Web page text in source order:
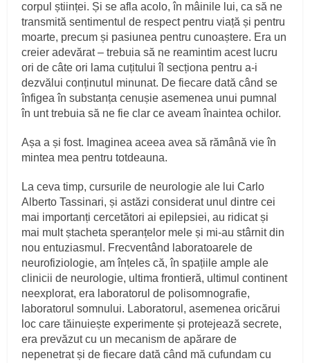
corpul științei. Și se afla acolo, în mâinile lui, ca să ne
transmită sentimentul de respect pentru viață și pentru
moarte, precum și pasiunea pentru cunoaștere. Era un
creier adevărat – trebuia să ne reamintim acest lucru
ori de câte ori lama cuțitului îl secționa pentru a‑i
dezvălui conținutul minunat. De fiecare dată când se
înfigea în substanța cenușie asemenea unui pumnal
în unt trebuia să ne fie clar ce aveam înaintea ochilor.
Așa a și fost. Imaginea aceea avea să rămână vie în
mintea mea pentru totdeauna.
La ceva timp, cursurile de neurologie ale lui Carlo
Alberto Tassinari, și astăzi considerat unul dintre cei
mai importanți cercetători ai epilepsiei, au ridicat și
mai mult ștacheta speranțelor mele și mi‑au stârnit din
nou entuziasmul. Frecventând laboratoarele de
neurofiziologie, am înțeles că, în spațiile ample ale
clinicii de neurologie, ultima frontieră, ultimul continent
neexplorat, era laboratorul de polisomnografie,
laboratorul somnului. Laboratorul, asemenea oricărui
loc care tăinuiește experimente și protejează secrete,
era prevăzut cu un mecanism de apărare de
nepenetrat și de fiecare dată când mă cufundam cu